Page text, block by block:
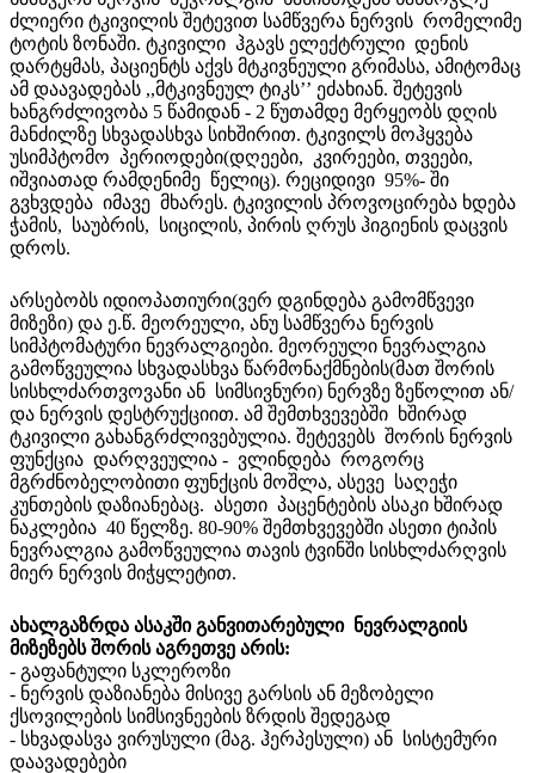
ძლიერი ტკივილის შეტევით სამწვერა ნერვის რომელიმე
ტოტის ზონაში. ტკივილი ჰგავს ელექტრული დენის
დარტყმას, პაციენტს აქვს მტკივნეული გრიმასა, ამიტომაც
ამ დაავადებას ,,მტკივნეულ ტიკს’’ ეძახიან. შეტევის
ხანგრძლივობა 5 წამიდან - 2 წუთამდე მერყეობს დღის
მანძილზე სხვადასხვა სიხშირით. ტკივილს მოჰყვება
უსიმპტომო პერიოდები(დღეები, კვირეები, თვეები,
იშვიათად რამდენიმე წელიც). რეციდივი 95%- ში
გვხვდება იმავე მხარეს. ტკივილის პროვოცირება ხდება
ჭამის, საუბრის, სიცილის, პირის ღრუს ჰიგიენის დაცვის
დროს.
არსებობს იდიოპათიური(ვერ დგინდება გამომწვევი
მიზეზი) და ე.წ. მეორეული, ანუ სამწვერა ნერვის
სიმპტომატური ნევრალგიები. მეორეული ნევრალგია
გამოწვეულია სხვადასხვა წარმონაქმნების(მათ შორის
სისხლძართვოვანი ან სიმსივნური) ნერვზე ზეწოლით ან/
და ნერვის დესტრუქციით. ამ შემთხვევებში ხშირად
ტკივილი გახანგრძლივებულია. შეტევებს შორის ნერვის
ფუნქცია დარღვეულია - ვლინდება როგორც
მგრძნობელობითი ფუნქცის მოშლა, ასევე საღეჭი
კუნთების დაზიანებაც. ასეთი პაცენტების ასაკი ხშირად
ნაკლებია 40 წელზე. 80-90% შემთხვევებში ასეთი ტიპის
ნევრალგია გამოწვეულია თავის ტვინში სისხლძარღვის
მიერ ნერვის მიჭყლეტით.
ახალგაზრდა ასაკში განვითარებული ნევრალგიის
მიზეზებს შორის აგრეთვე არის:
- გაფანტული სკლეროზი
- ნერვის დაზიანება მისივე გარსის ან მეზობელი
ქსოვილების სიმსივნეების ზრდის შედეგად
- სხვადასვა ვირუსული (მაგ. ჰერპესული) ან სისტემური
დაავადებები